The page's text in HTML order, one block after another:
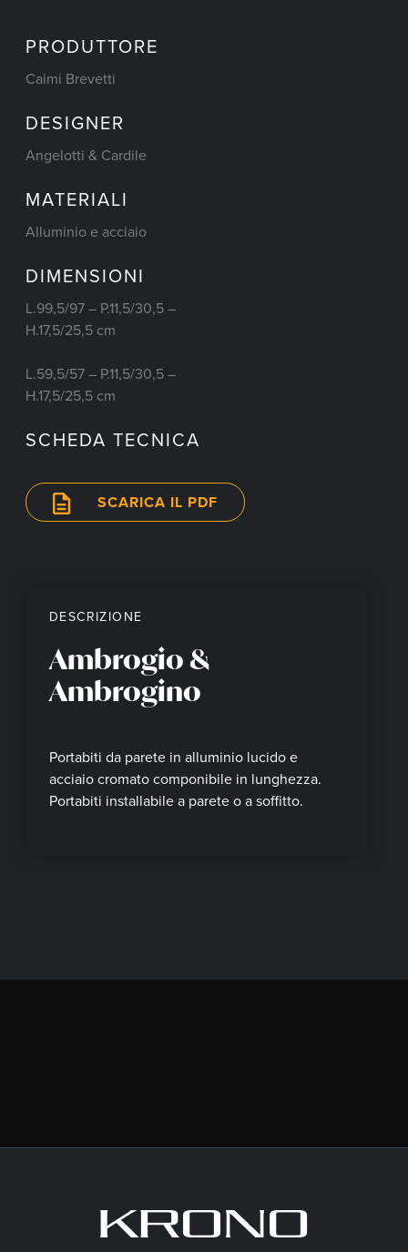
PRODUTTORE
Caimi Brevetti
DESIGNER
Angelotti & Cardile
MATERIALI
Alluminio e acciaio
DIMENSIONI
L.99,5/97 – P.11,5/30,5 –
H.17,5/25,5 cm
L.59,5/57 – P.11,5/30,5 –
H.17,5/25,5 cm
SCHEDA TECNICA
SCARICA IL PDF
DESCRIZIONE
Ambrogio &
Ambrogino
Portabiti da parete in alluminio lucido e
acciaio cromato componibile in lunghezza.
Portabiti installabile a parete o a soffitto.